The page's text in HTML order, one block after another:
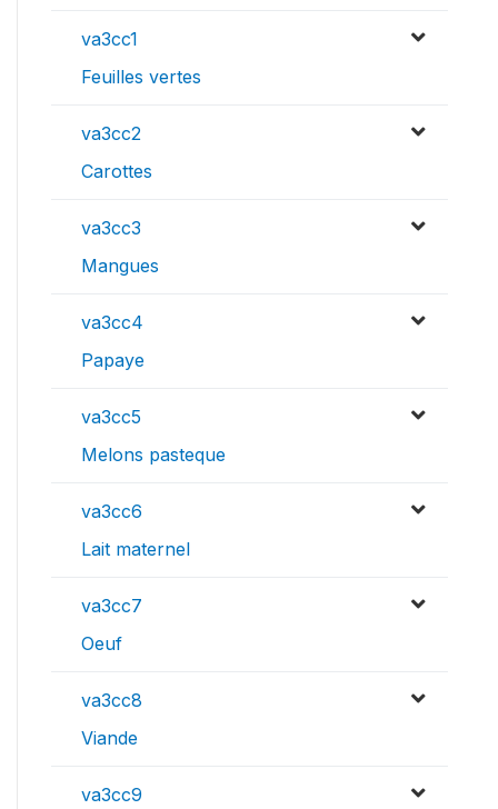
va3cc1
Feuilles vertes
va3cc2
Carottes
va3cc3
Mangues
va3cc4
Papaye
va3cc5
Melons pasteque
va3cc6
Lait maternel
va3cc7
Oeuf
va3cc8
Viande
va3cc9